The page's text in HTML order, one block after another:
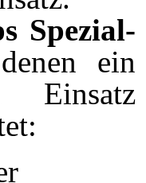
Spezial-
ein
Einsatz